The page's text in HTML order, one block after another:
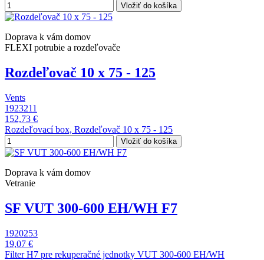
Vložiť do košíka
Doprava k vám domov
FLEXI potrubie a rozdeľovače
Rozdeľovač 10 x 75 - 125
Vents
1923211
152,73 €
Rozdeľovací box, Rozdeľovač 10 x 75 - 125
Vložiť do košíka
Doprava k vám domov
Vetranie
SF VUT 300-600 EH/WH F7
1920253
19,07 €
Filter H7 pre rekuperačné jednotky VUT 300-600 EH/WH